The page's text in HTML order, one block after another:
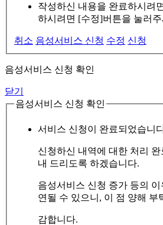
작성하신 내용을 완료하시려
하시려면 [수정]버튼을 눌러
취소 음성서비스 신청 수정 신청
음성서비스 신청 확인
닫기
음성서비스 신청 확인
서비스 신청이 완료되었습니
신청하신 내역에 대한 처리
내 드리도록 하겠습니다.
음성서비스 신청 증가 등의 이
연될 수 있으니, 이 점 양해 부
감합니다.